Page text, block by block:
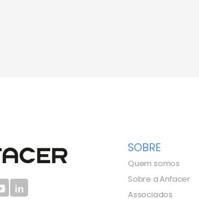
SOBRE
Quem somos
Sobre a Anfacer
Associados